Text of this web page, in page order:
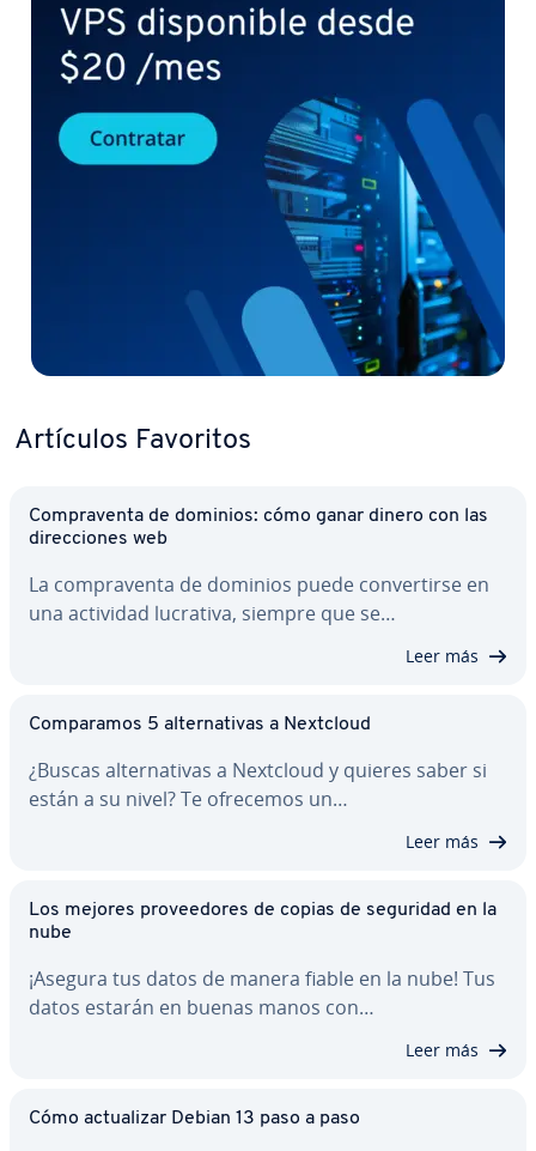
Artículos Favoritos
Co­m­pra­ve­n­ta de dominios: cómo ganar dinero con las
di­re­c­cio­nes web
La co­m­pra­ve­n­ta de dominios puede co­n­ve­r­ti­r­se en
una actividad lucrativa, siempre que se…
Leer más
Co­m­pa­ra­mos 5 al­te­r­na­ti­vas a Nextcloud
¿Buscas al­te­r­na­ti­vas a Nextcloud y quieres saber si
están a su nivel? Te ofrecemos un…
Leer más
Los mejores pro­vee­do­res de copias de seguridad en la
nube
¡Asegura tus datos de manera fiable en la nube! Tus
datos estarán en buenas manos con…
Leer más
Cómo ac­tua­li­zar Debian 13 paso a paso